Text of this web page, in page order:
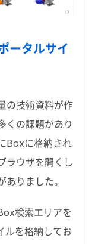
ータルサイ
の技術資料が作
くの課題があり
Boxに格納され
ラウザを開くし
りました。
検索エリアを
ルを格納してお